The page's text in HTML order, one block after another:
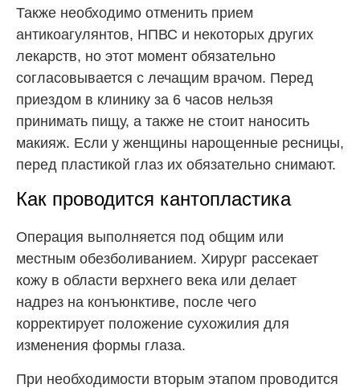
Также необходимо отменить прием
антикоагулянтов, НПВС и некоторых других
лекарств, но этот момент обязательно
согласовывается с лечащим врачом. Перед
приездом в клинику за 6 часов нельзя
принимать пищу, а также не стоит наносить
макияж. Если у женщины нарощенные ресницы,
перед пластикой глаз их обязательно снимают.
Как проводится кантопластика
Операция выполняется под общим или
местным обезболиванием. Хирург рассекает
кожу в области верхнего века или делает
надрез на конъюнктиве, после чего
корректирует положение сухожилия для
изменения формы глаза.
При необходимости вторым этапом проводится